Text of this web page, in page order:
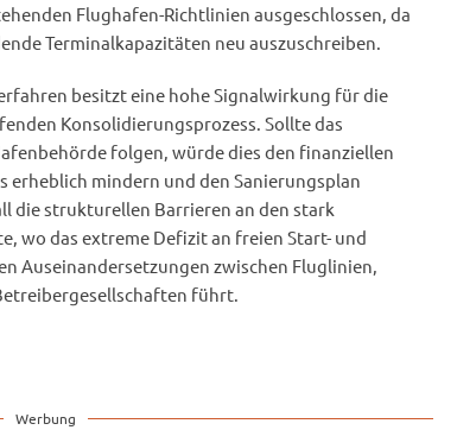
Flughafen-Richtlinien ausgeschlossen, da
Terminalkapazitäten neu auszuschreiben.
besitzt eine hohe Signalwirkung für die
Konsolidierungsprozess. Sollte das
folgen, würde dies den finanziellen
erheblich mindern und den Sanierungsplan
die strukturellen Barrieren an den stark
wo das extreme Defizit an freien Start- und
Auseinandersetzungen zwischen Fluglinien,
führt.
Werbung